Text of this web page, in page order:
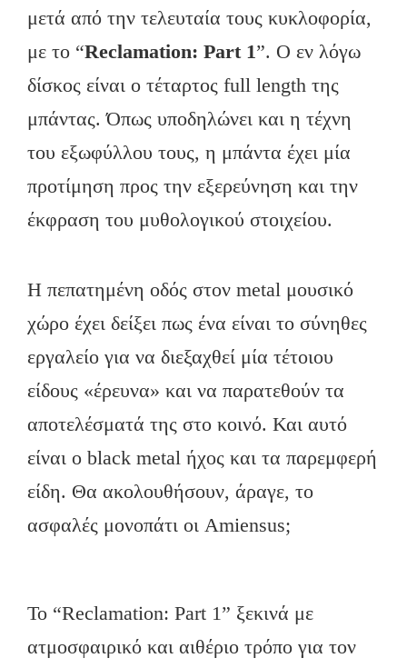
μετά από την τελευταία τους κυκλοφορία,
με το “Reclamation: Part 1”. Ο εν λόγω
δίσκος είναι ο τέταρτος full length της
μπάντας. Όπως υποδηλώνει και η τέχνη
του εξωφύλλου τους, η μπάντα έχει μία
προτίμηση προς την εξερεύνηση και την
έκφραση του μυθολογικού στοιχείου.
Η πεπατημένη οδός στον metal μουσικό
χώρο έχει δείξει πως ένα είναι το σύνηθες
εργαλείο για να διεξαχθεί μία τέτοιου
είδους «έρευνα» και να παρατεθούν τα
αποτελέσματά της στο κοινό. Και αυτό
είναι ο black metal ήχος και τα παρεμφερή
είδη. Θα ακολουθήσουν, άραγε, το
ασφαλές μονοπάτι οι Amiensus;
Το “Reclamation: Part 1” ξεκινά με
ατμοσφαιρικό και αιθέριο τρόπο για τον